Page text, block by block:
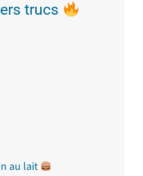
trucs
au lait